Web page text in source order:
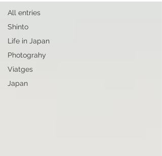
All entries
Shinto
Life in Japan
Photograhy
Viatges
Japan